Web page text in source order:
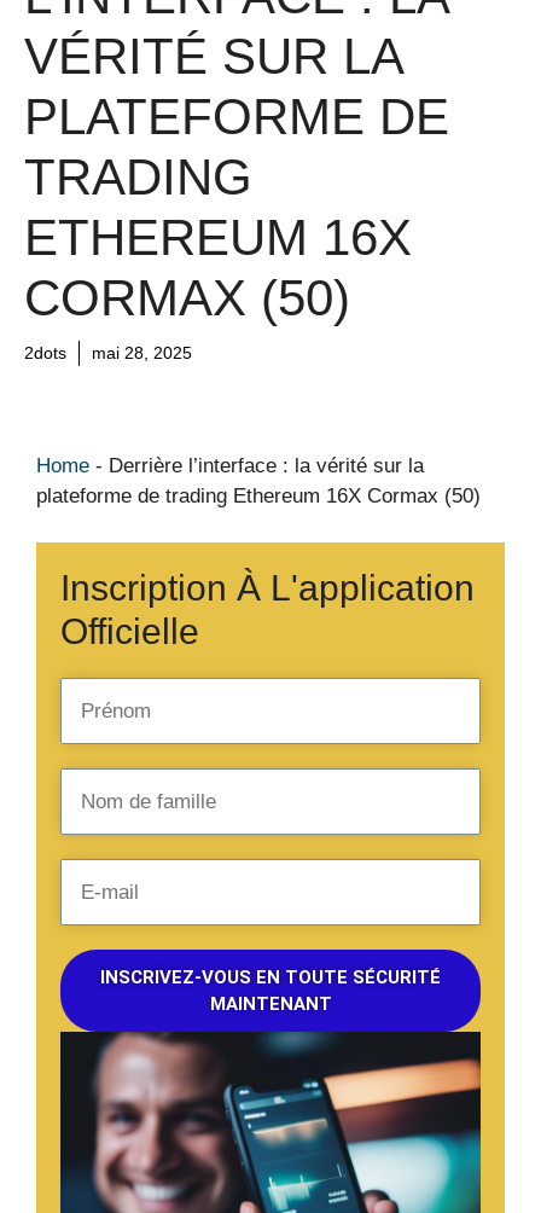
VÉRITÉ SUR LA
PLATEFORME DE
TRADING
ETHEREUM 16X
CORMAX (50)
2dots mai 28, 2025
Home - Derrière l’interface : la vérité sur la
plateforme de trading Ethereum 16X Cormax (50)
Inscription À L'application
Officielle
INSCRIVEZ-VOUS EN TOUTE SÉCURITÉ
MAINTENANT